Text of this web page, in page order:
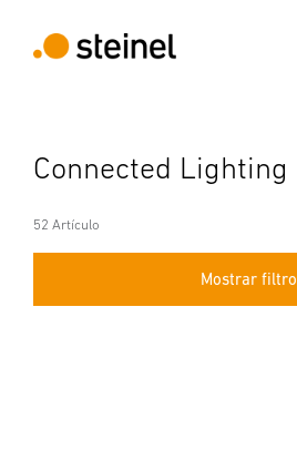
Búsqueda
Connected Lighting
52 Artículo
Mostrar filtro